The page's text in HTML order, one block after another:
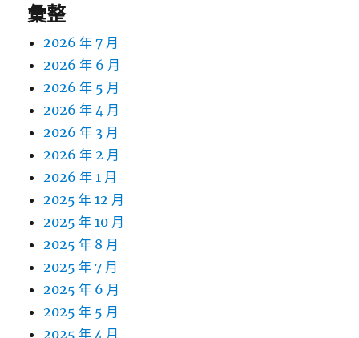
彙整
2026 年 7 月
2026 年 6 月
2026 年 5 月
2026 年 4 月
2026 年 3 月
2026 年 2 月
2026 年 1 月
2025 年 12 月
2025 年 10 月
2025 年 8 月
2025 年 7 月
2025 年 6 月
2025 年 5 月
2025 年 4 月